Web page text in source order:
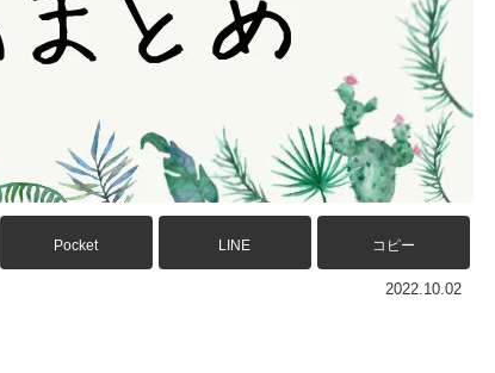
Pocket LINE コピー
2022.10.02